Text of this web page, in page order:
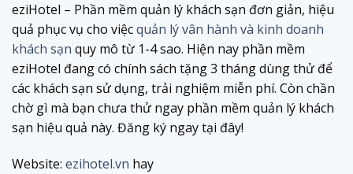
eziHotel – Phần mềm quản lý khách sạn đơn giản, hiệu
quả phục vụ cho việcquản lý vân hành và kinh doanh
khách sạn quy mô từ 1-4 sao. Hiện nay phần mềm
eziHotel đang có chính sách tặng 3 tháng dùng thử để
các khách sạn sử dụng, trải nghiệm miễn phí. Còn chần
chờ gì mà bạn chưa thử ngay phần mềm quản lý khách
sạn hiệu quả này. Đăng ký ngay tại đây!
Website: ezihotel.vn hay